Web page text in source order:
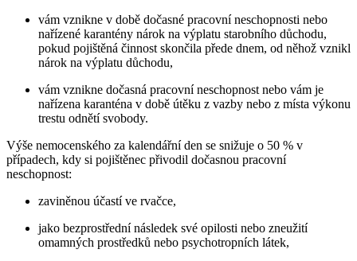
vám vznikne v době dočasné pracovní neschopnosti nebo
nařízené karantény nárok na výplatu starobního důchodu,
pokud pojištěná činnost skončila přede dnem, od něhož vznikl
nárok na výplatu důchodu,
vám vznikne dočasná pracovní neschopnost nebo vám je
nařízena karanténa v době útěku z vazby nebo z místa výkonu
trestu odnětí svobody.
Výše nemocenského za kalendářní den se snižuje o 50 % v
případech, kdy si pojištěnec přivodil dočasnou pracovní
neschopnost:
zaviněnou účastí ve rvačce,
jako bezprostřední následek své opilosti nebo zneužití
omamných prostředků nebo psychotropních látek,